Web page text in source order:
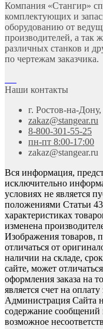
Компания «Стангир»
комплектующих и
оборудованию от
производителей, а так
различных станков и
по чертежам заказчика.
Наши контакты
г. Ростов-на-
zakaz@stangear.ru
8-800-301-55-25
пн-пт 8:00-17:00
zakaz@stangear.ru
Вся информация,
исключительно
условиях не является
положениями Статьи
характеристиках
изменена
Изображения товаров,
отличаться от
наличии на складе,
сайте, может
оформления заказа на
является счет на
Администрация Сайта
содержание сообщений
возможное